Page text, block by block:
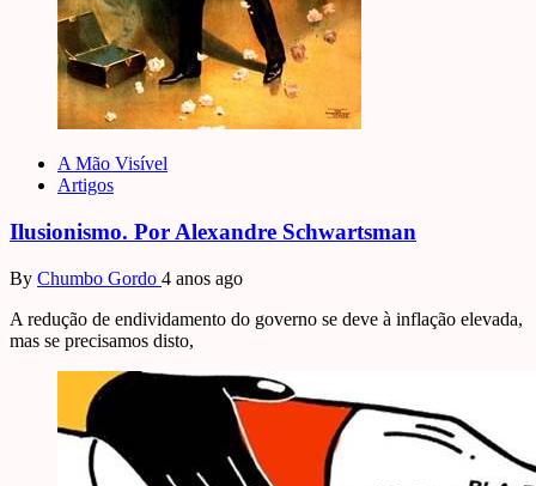
A Mão Visível
Artigos
Ilusionismo. Por Alexandre Schwartsman
By Chumbo Gordo 4 anos ago
A redução de endividamento do governo se deve à inflação elevada,
mas se precisamos disto,